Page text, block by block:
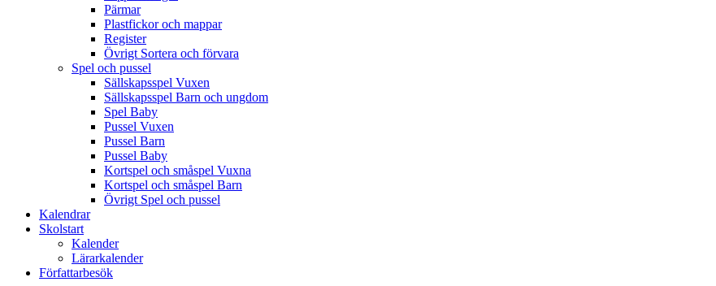
Pärmar
Plastfickor och mappar
Register
Övrigt Sortera och förvara
Spel och pussel
Sällskapsspel Vuxen
Sällskapsspel Barn och ungdom
Spel Baby
Pussel Vuxen
Pussel Barn
Pussel Baby
Kortspel och småspel Vuxna
Kortspel och småspel Barn
Övrigt Spel och pussel
Kalendrar
Skolstart
Kalender
Lärarkalender
Författarbesök